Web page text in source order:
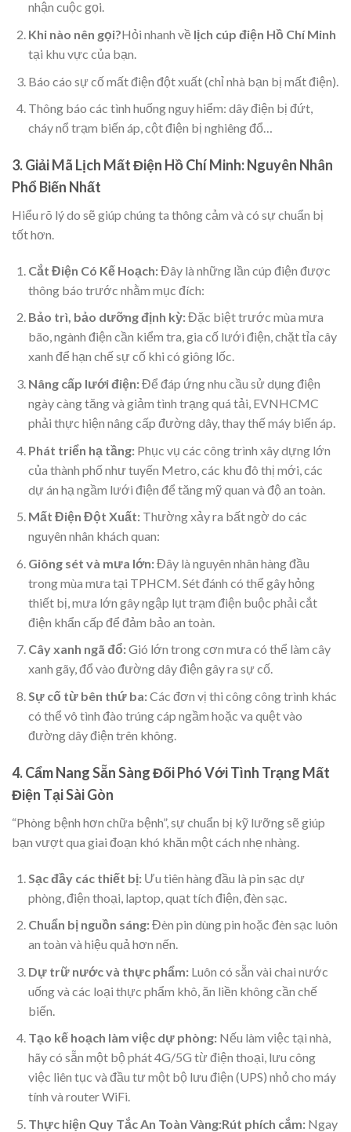
nhận cuộc gọi.
Khi nào nên gọi?Hỏi nhanh về lịch cúp điện Hồ Chí Minh
tại khu vực của bạn.
Báo cáo sự cố mất điện đột xuất (chỉ nhà bạn bị mất điện).
Thông báo các tình huống nguy hiểm: dây điện bị đứt,
cháy nổ trạm biến áp, cột điện bị nghiêng đổ…
3. Giải Mã Lịch Mất Điện Hồ Chí Minh: Nguyên Nhân
Phổ Biến Nhất
Hiểu rõ lý do sẽ giúp chúng ta thông cảm và có sự chuẩn bị
tốt hơn.
Cắt Điện Có Kế Hoạch:Đây là những lần cúp điện được
thông báo trước nhằm mục đích:
Bảo trì, bảo dưỡng định kỳ:Đặc biệt trước mùa mưa
bão, ngành điện cần kiểm tra, gia cố lưới điện, chặt tỉa cây
xanh để hạn chế sự cố khi có giông lốc.
Nâng cấp lưới điện:Để đáp ứng nhu cầu sử dụng điện
ngày càng tăng và giảm tình trạng quá tải, EVNHCMC
phải thực hiện nâng cấp đường dây, thay thế máy biến áp.
Phát triển hạ tầng:Phục vụ các công trình xây dựng lớn
của thành phố như tuyến Metro, các khu đô thị mới, các
dự án hạ ngầm lưới điện để tăng mỹ quan và độ an toàn.
Mất Điện Đột Xuất:Thường xảy ra bất ngờ do các
nguyên nhân khách quan:
Giông sét và mưa lớn:Đây là nguyên nhân hàng đầu
trong mùa mưa tại TPHCM. Sét đánh có thể gây hỏng
thiết bị, mưa lớn gây ngập lụt trạm điện buộc phải cắt
điện khẩn cấp để đảm bảo an toàn.
Cây xanh ngã đổ:Gió lớn trong cơn mưa có thể làm cây
xanh gãy, đổ vào đường dây điện gây ra sự cố.
Sự cố từ bên thứ ba:Các đơn vị thi công công trình khác
có thể vô tình đào trúng cáp ngầm hoặc va quệt vào
đường dây điện trên không.
4. Cẩm Nang Sẵn Sàng Đối Phó Với Tình Trạng Mất
Điện Tại Sài Gòn
“Phòng bệnh hơn chữa bệnh”, sự chuẩn bị kỹ lưỡng sẽ giúp
bạn vượt qua giai đoạn khó khăn một cách nhẹ nhàng.
Sạc đầy các thiết bị:Ưu tiên hàng đầu là pin sạc dự
phòng, điện thoại, laptop, quạt tích điện, đèn sạc.
Chuẩn bị nguồn sáng:Đèn pin dùng pin hoặc đèn sạc luôn
an toàn và hiệu quả hơn nến.
Dự trữ nước và thực phẩm:Luôn có sẵn vài chai nước
uống và các loại thực phẩm khô, ăn liền không cần chế
biến.
Tạo kế hoạch làm việc dự phòng:Nếu làm việc tại nhà,
hãy có sẵn một bộ phát 4G/5G từ điện thoại, lưu công
việc liên tục và đầu tư một bộ lưu điện (UPS) nhỏ cho máy
tính và router WiFi.
Thực hiện Quy Tắc An Toàn Vàng:Rút phích cắm:Ngay